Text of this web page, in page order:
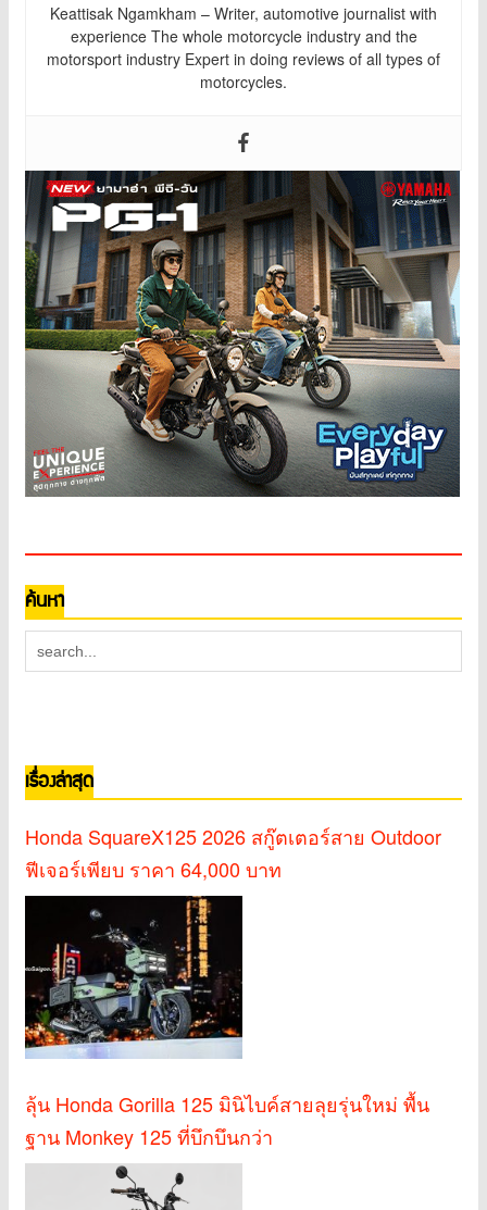
Keattisak Ngamkham – Writer, automotive journalist with
experience The whole motorcycle industry and the
motorsport industry Expert in doing reviews of all types of
motorcycles.
ค้นหา
เรื่องล่าสุด
Honda SquareX125 2026 สกู๊ตเตอร์สาย Outdoor
ฟีเจอร์เพียบ ราคา 64,000 บาท
ลุ้น Honda Gorilla 125 มินิไบค์สายลุยรุ่นใหม่ พื้น
ฐาน Monkey 125 ที่บึกบึนกว่า